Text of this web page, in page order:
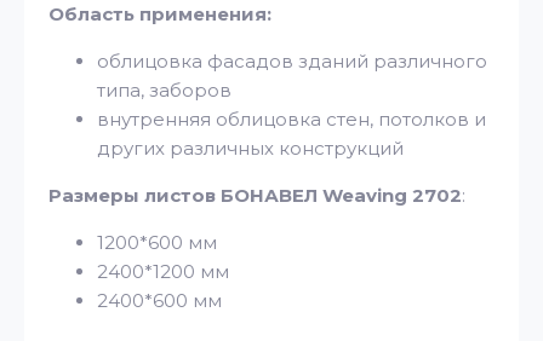
Область применения:
облицовка фасадов зданий различного
типа, заборов
внутренняя облицовка стен, потолков и
других различных конструкций
Размеры листов БОНАВЕЛ Weaving 2702:
1200*600 мм
2400*1200 мм
2400*600 мм